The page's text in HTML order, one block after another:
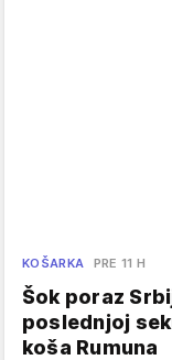
KOŠARKA PRE 11 H
Šok poraz
poslednjoj
koša Rumuna